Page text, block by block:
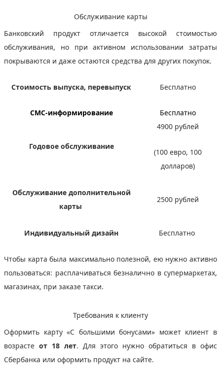
Обслуживание карты
Банковский продукт отличается высокой стоимостью
обслуживания, но при активном использовании затраты
покрываются и даже остаются средства для других покупок.
Стоимость выпуска, перевыпуск Бесплатно
СМС-информирование Бесплатно
Годовое обслуживание
4900 рублей
(100 евро, 100
долларов)
Обслуживание дополнительной
карты
2500 рублей
Индивидуальный дизайн Бесплатно
Чтобы карта была максимально полезной, ею нужно активно
пользоваться: расплачиваться безналично в супермаркетах,
магазинах, при заказе такси.
Требования к клиенту
Оформить карту «С большими бонусами» может клиент в
возрасте от 18 лет. Для этого нужно обратиться в офис
Сбербанка или оформить продукт на сайте.